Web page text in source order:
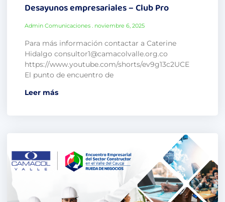
Desayunos empresariales – Club Pro
Admin Comunicaciones noviembre 6, 2025
Para más información contactar a Caterine
Hidalgo consultor1@camacolvalle.org.co
https://www.youtube.com/shorts/ev9g13c2UCE
El punto de encuentro de
Leer más